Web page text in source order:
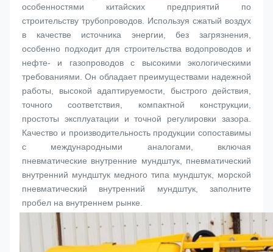
особенностями китайских предприятий по
строительству трубопроводов. Используя сжатый воздух
в качестве источника энергии, без загрязнения,
особенно подходит для строительства водопроводов и
нефте- и газопроводов с высокими экологическими
требованиями. Он обладает преимуществами надежной
работы, высокой адаптируемости, быстрого действия,
точного соответствия, компактной конструкции,
простоты эксплуатации и точной регулировки зазора.
Качество и производительность продукции сопоставимы
с международными аналогами, включая
пневматические внутренние мундштук, пневматический
внутренний мундштук медного типа мундштук , морской
пневматический внутренний мундштук, заполните
пробел на внутреннем рынке.